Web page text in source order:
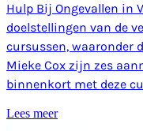
Hulp Bij Ongevallen in
doelstellingen van de
cursussen, waaronder
Mieke Cox zijn zes
binnenkort met deze
Lees meer